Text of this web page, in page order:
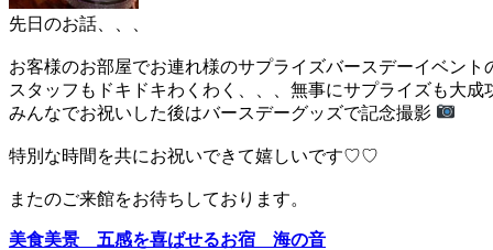
先日のお話、、、
お客様のお部屋でお連れ様のサプライズバースデーイベント
スタッフもドキドキわくわく、、、無事にサプライズも大成
みんなでお祝いした後はバースデーグッズで記念撮影
特別な時間を共にお祝いできて嬉しいです♡♡
またのご来館をお待ちしております。
美食美景 五感を喜ばせるお宿 海の音